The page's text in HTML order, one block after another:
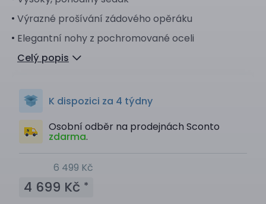
Výrazné prošívání zádového opěráku
Elegantní nohy z pochromované oceli
Celý popis
K dispozici za 4 týdny
Osobní odběr na prodejnách Sconto
zdarma.
6 499 Kč
4 699 Kč *